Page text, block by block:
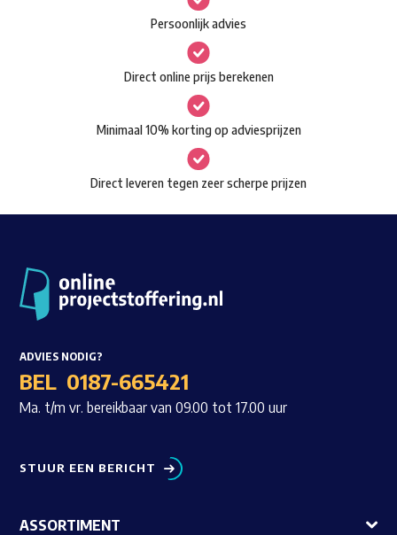
Waar ben je naar op zoek?
optie
kan
gekozen
worden
op
de
productpagina
Persoonlijk advies
Direct online prijs berekenen
Minimaal 10% korting op adviesprijzen
Direct leveren tegen zeer scherpe prijzen
ADVIES NODIG?
BEL 0187-665421
Ma. t/m vr. bereikbaar van 09.00 tot 17.00 uur
STUUR EEN BERICHT
ASSORTIMENT